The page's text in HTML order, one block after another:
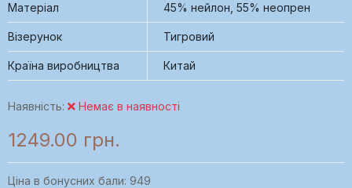
Матеріал 45% нейлон, 55% неопрен
Візерунок Тигровий
Країна виробництва Китай
Наявність: Немає в наявності
1249.00 грн.
Ціна в бонусних бали: 949